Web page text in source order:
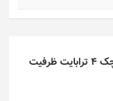
این کارت حافظه کوچک ۴ ترابایت ظرفیت